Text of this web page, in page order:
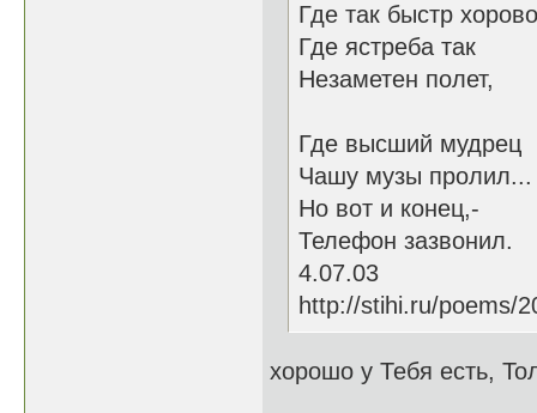
Где так быстр
Где ястреба так
Незаметен полет,
Где высший мудрец
Чашу музы пролил...
Но вот и конец,-
Телефон зазвонил.
4.07.03
http://stihi.ru/poems/
хорошо у Тебя есть,